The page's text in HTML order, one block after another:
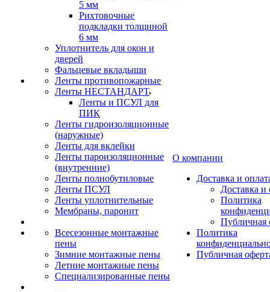
5 мм
Рихтовочные
подкладки толщиной
6 мм
Уплотнитель для окон и
дверей
Фальцевые вкладыши
Ленты противопожарные
Ленты НЕСТАНДАРТ
Ленты и ПСУЛ для
ПИК
Ленты гидроизоляционные
(наружные)
Ленты для вклейки
Ленты пароизоляционные
(внутренние)
Ленты полнобутиловые
Ленты ПСУЛ
Ленты уплотнительные
Мембраны, паронит
Всесезонные монтажные
пены
Зимние монтажные пены
Летние монтажные пены
Специализированные пены
О компании
Доставка и
Доставка и
Политика
Публичная
Политика
Публичная